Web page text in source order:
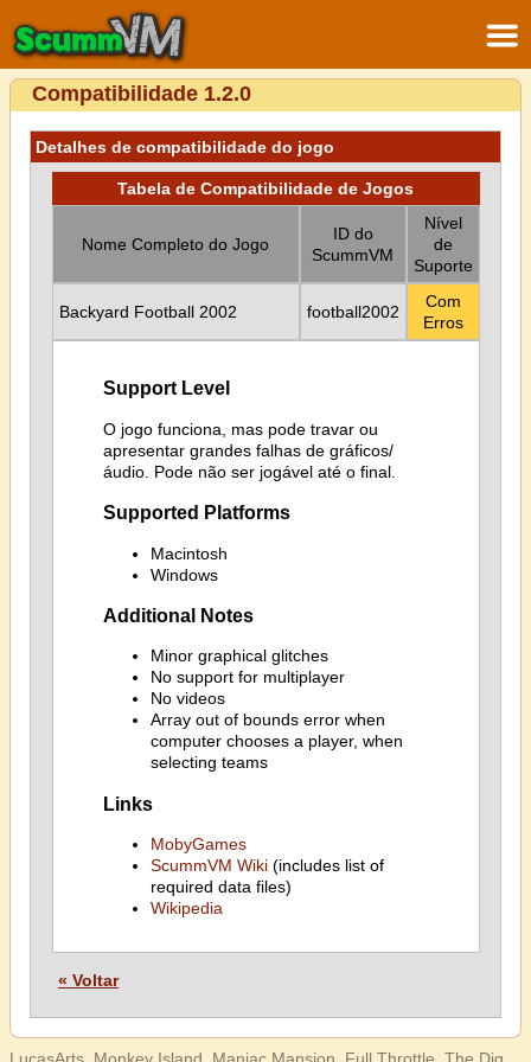
Compatibilidade 1.2.0
Detalhes de compatibilidade do jogo
Tabela de Compatibilidade de Jogos
Nome Completo do Jogo
ID do
ScummVM
Nível
de
Suporte
Backyard Football 2002 football2002
Com
Erros
Support Level
O jogo funciona, mas pode travar ou
apresentar grandes falhas de gráficos/
áudio. Pode não ser jogável até o final.
Supported Platforms
Macintosh
Windows
Additional Notes
Minor graphical glitches
No support for multiplayer
No videos
Array out of bounds error when
computer chooses a player, when
selecting teams
Links
MobyGames
ScummVM Wiki(includes list of
required data files)
Wikipedia
« Voltar